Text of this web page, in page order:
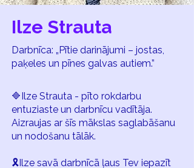
Ilze Strauta
Darbnīca: „Pītie darinājumi – jostas,
paķeles un pīnes galvas autiem.”
🔷Ilze Strauta - pīto rokdarbu
entuziaste un darbnīcu vadītāja.
Aizraujas ar šīs mākslas saglabāšanu
un nodošanu tālāk.
🎗Ilze savā darbnīcā ļaus Tev iepazīt